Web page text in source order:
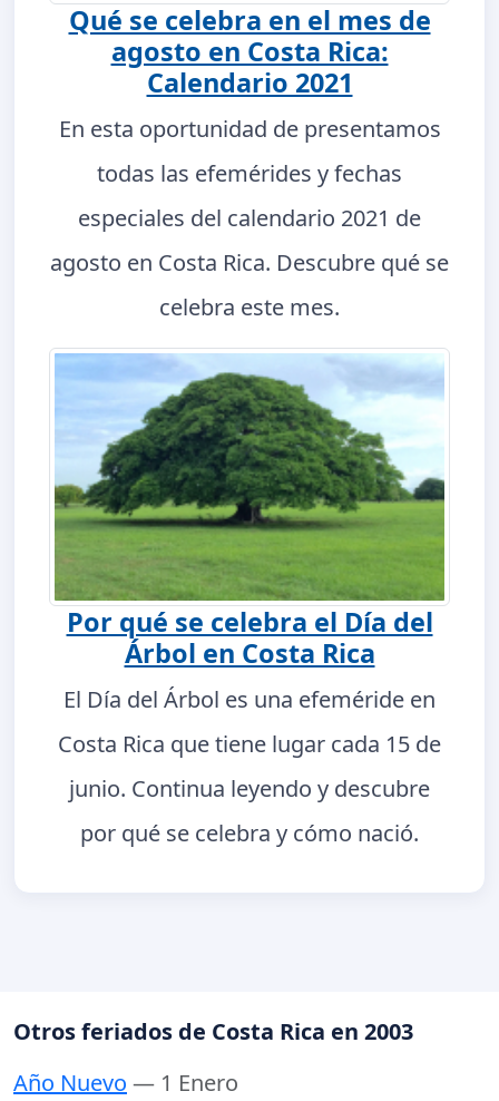
Qué se celebra en el mes de
agosto en Costa Rica:
Calendario 2021
En esta oportunidad de presentamos
todas las efemérides y fechas
especiales del calendario 2021 de
agosto en Costa Rica. Descubre qué se
celebra este mes.
Por qué se celebra el Día del
Árbol en Costa Rica
El Día del Árbol es una efeméride en
Costa Rica que tiene lugar cada 15 de
junio. Continua leyendo y descubre
por qué se celebra y cómo nació.
Otros feriados de Costa Rica en 2003
Año Nuevo — 1 Enero